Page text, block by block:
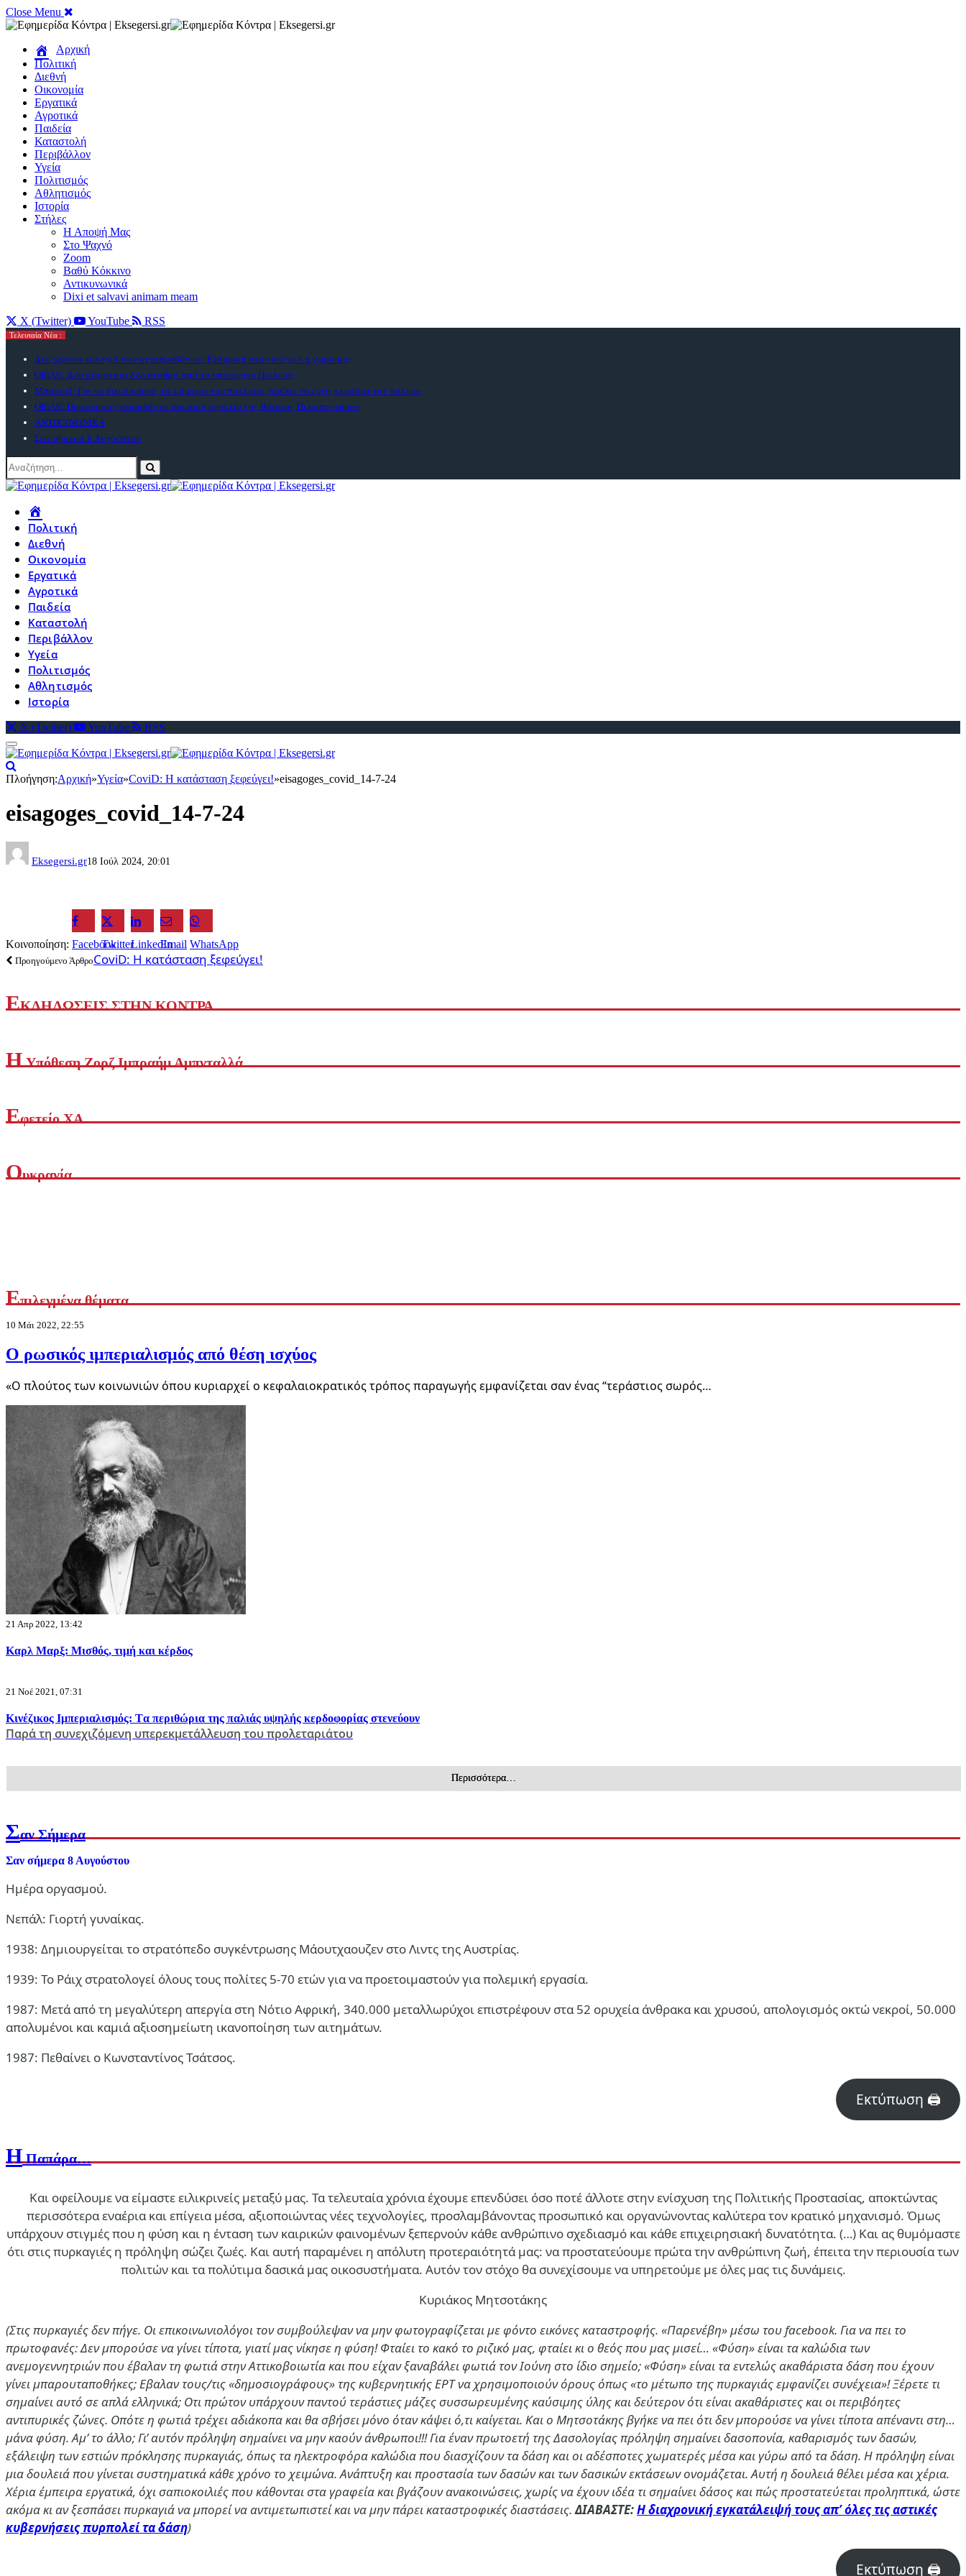
Close Menu
Αρχική
Πολιτική
Διεθνή
Οικονομία
Εργατικά
Αγροτικά
Παιδεία
Καταστολή
Περιβάλλον
Υγεία
Πολιτισμός
Αθλητισμός
Ιστορία
Στήλες
Η Αποψή Μας
Στο Ψαχνό
Zoom
Βαθύ Κόκκινο
Αντικυνωνικά
Dixi et salvavi animam meam
X (Twitter)
YouTube RSS
Τελευταία Νέα :
Δυο χρόνια ευλογιά των αιγοπροβάτων: Ενδημική στον ιό έγινε η χώρα μας
ΟΙΕΛΕ: Δύο μέτρα και δύο σταθμά από το υπουργείο Παιδείας
Μπακαεΐ: Για να διεκδικήσεις τα λάφυρα του πολέμου, πρέπει να έχεις κερδίσει τον πόλεμο
ΟΙΕΛΕ: Παρανομίες σωρηδόν σε ιδιωτικό σχολείο της Βόρειας Πελοποννήσου
ΑΝΤΙΚΥΝΩΝΙΚΑ
Σαν σήμερα 8 Αυγούστου
Πολιτική
Διεθνή
Οικονομία
Εργατικά
Αγροτικά
Παιδεία
Καταστολή
Περιβάλλον
Υγεία
Πολιτισμός
Αθλητισμός
Ιστορία
X (Twitter) YouTube RSS
Πλοήγηση:Αρχική»Υγεία»CoviD: H κατάσταση ξεφεύγει!»eisagoges_covid_14-7-24
eisagoges_covid_14-7-24
Eksegersi.gr18 Ιούλ 2024, 20:01
Κοινοποίηση: FacebookTwitterLinkedInEmail WhatsApp
Προηγούμενο ΆρθροCoviD: H κατάσταση ξεφεύγει!
ΕΚΔΗΛΩΣΕΙΣ ΣΤΗΝ ΚΟΝΤΡΑ
ΗYπόθεση Ζορζ Ιμπραήμ Αμπνταλλά
Εφετείο ΧΑ
Ουκρανία
Επιλεγμένα θέματα
10 Μάι 2022, 22:55
Ο ρωσικός ιμπεριαλισμός από θέση ισχύος
«Ο πλούτος των κοινωνιών όπου κυριαρχεί ο κεφαλαιοκρατικός τρόπος παραγωγής εμφανίζεται σαν ένας “τεράστιος σωρός…
21 Απρ 2022, 13:42
Καρλ Μαρξ: Μισθός, τιμή και κέρδος
21 Νοέ 2021, 07:31
Κινέζικος Ιμπεριαλισμός: Tα περιθώρια της παλιάς υψηλής κερδοφορίας στενεύουν
Παρά τη συνεχιζόμενη υπερεκμετάλλευση του προλεταριάτου
Περισσότερα…
Σαν Σήμερα
Σαν σήμερα 8 Αυγούστου
Ημέρα οργασμού.
Νεπάλ: Γιορτή γυναίκας.
1938: Δημιουργείται το στρατόπεδο συγκέντρωσης Μάουτχαουζεν στο Λιντς της Αυστρίας.
1939: Το Ράιχ στρατολογεί όλους τους πολίτες 5-70 ετών για να προετοιμαστούν για πολεμική εργασία.
1987: Μετά από τη μεγαλύτερη απεργία στη Νότιο Αφρική, 340.000 μεταλλωρύχοι επιστρέφουν στα 52 ορυχεία άνθρακα και χρυσού, απολογισμός οκτώ νεκροί, 50.000
απολυμένοι και καμιά αξιοσημείωτη ικανοποίηση των αιτημάτων.
1987: Πεθαίνει ο Κωνσταντίνος Τσάτσος.
Εκτύπωση 🖨
ΗΠαπάρα…
Και οφείλουμε να είμαστε ειλικρινείς μεταξύ μας. Τα τελευταία χρόνια έχουμε επενδύσει όσο ποτέ άλλοτε στην ενίσχυση της Πολιτικής Προστασίας, αποκτώντας
περισσότερα εναέρια και επίγεια μέσα, αξιοποιώντας νέες τεχνολογίες, προσλαμβάνοντας προσωπικό και οργανώνοντας καλύτερα τον κρατικό μηχανισμό. Όμως
υπάρχουν στιγμές που η φύση και η ένταση των καιρικών φαινομένων ξεπερνούν κάθε ανθρώπινο σχεδιασμό και κάθε επιχειρησιακή δυνατότητα. (…) Και ας θυμόμαστε
ότι στις πυρκαγιές η πρόληψη σώζει ζωές. Και αυτή παραμένει η απόλυτη προτεραιότητά μας: να προστατεύουμε πρώτα την ανθρώπινη ζωή, έπειτα την περιουσία των
πολιτών και τα πολύτιμα δασικά μας οικοσυστήματα. Αυτόν τον στόχο θα συνεχίσουμε να υπηρετούμε με όλες μας τις δυνάμεις.
Κυριάκος Μητσοτάκης
(Στις πυρκαγιές δεν πήγε. Οι επικοινωνιολόγοι τον συμβούλεψαν να μην φωτογραφίζεται με φόντο εικόνες καταστροφής. «Παρενέβη» μέσω του facebook. Για να πει το
πρωτοφανές: Δεν μπορούσε να γίνει τίποτα, γιατί μας νίκησε η φύση! Φταίει το κακό το ριζικό μας, φταίει κι ο θεός που μας μισεί… «Φύση» είναι τα καλώδια των
ανεμογεννητριών που έβαλαν τη φωτιά στην Αττικοβοιωτία και που είχαν ξαναβάλει φωτιά τον Ιούνη στο ίδιο σημείο; «Φύση» είναι τα εντελώς ακαθάριστα δάση που έχουν
γίνει μπαρουταποθήκες; Εβαλαν τους/τις «δημοσιογράφους» της κυβερνητικής ΕΡΤ να χρησιμοποιούν όρους όπως «το μέτωπο της πυρκαγιάς εμφανίζει συνέχεια»! Ξέρετε τι
σημαίνει αυτό σε απλά ελληνικά; Οτι πρώτον υπάρχουν παντού τεράστιες μάζες συσσωρευμένης καύσιμης ύλης και δεύτερον ότι είναι ακαθάριστες και οι περιβόητες
αντιπυρικές ζώνες. Οπότε η φωτιά τρέχει αδιάκοπα και θα σβήσει μόνο όταν κάψει ό,τι καίγεται. Και ο Μητσοτάκης βγήκε να πει ότι δεν μπορούσε να γίνει τίποτα απέναντι στη…
μάνα φύση. Αμ’ το άλλο; Γι’ αυτόν πρόληψη σημαίνει να μην καούν άνθρωποι!!! Για έναν πρωτοετή της Δασολογίας πρόληψη σημαίνει δασοπονία, καθαρισμός των δασών,
εξάλειψη των εστιών πρόκλησης πυρκαγιάς, όπως τα ηλεκτροφόρα καλώδια που διασχίζουν τα δάση και οι αδέσποτες χωματερές μέσα και γύρω από τα δάση. Η πρόληψη είναι
μια δουλειά που γίνεται συστηματικά κάθε χρόνο το χειμώνα. Ανάπτυξη και προστασία των δασών και των δασικών εκτάσεων ονομάζεται. Αυτή η δουλειά θέλει μέσα και χέρια.
Χέρια έμπειρα εργατικά, όχι σαπιοκοιλιές που κάθονται στα γραφεία και βγάζουν ανακοινώσεις, χωρίς να έχουν ιδέα τι σημαίνει δάσος και πώς προστατεύεται προληπτικά, ώστε
ακόμα κι αν ξεσπάσει πυρκαγιά να μπορεί να αντιμετωπιστεί και να μην πάρει καταστροφικές διαστάσεις.ΔΙΑΒΑΣΤΕ:Η διαχρονική εγκατάλειψή τους απ’ όλες τις αστικές
κυβερνήσεις πυρπολεί τα δάση)
Εκτύπωση 🖨